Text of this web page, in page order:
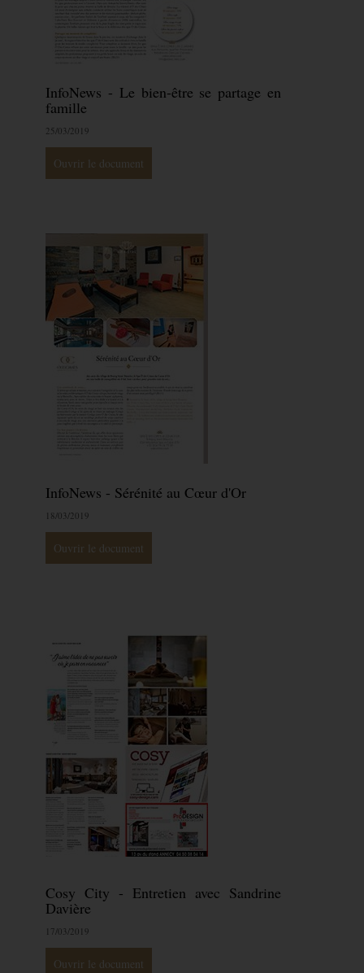
InfoNews - Le bien-être se partage en
famille
25/03/2019
Ouvrir le document
InfoNews - Sérénité au Cœur d'Or
18/03/2019
Ouvrir le document
Cosy City - Entretien avec Sandrine
Davière
17/03/2019
Ouvrir le document